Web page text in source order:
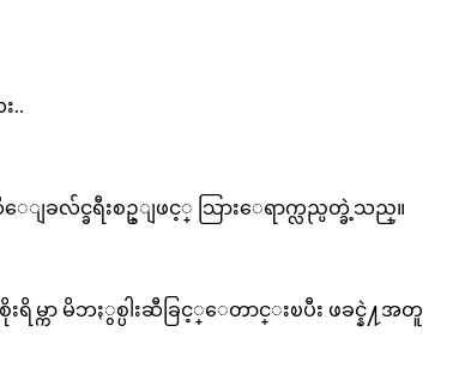
..
ခလ်င္ခရီးစဥ္ျဖင့္ သြားေရာက္လည္ပတ္ခဲ့သည္။
ကာ မိဘႏွစ္ပါးဆီခြင့္ေတာင္းၿပီး ဖခင္နဲ႔အတူ